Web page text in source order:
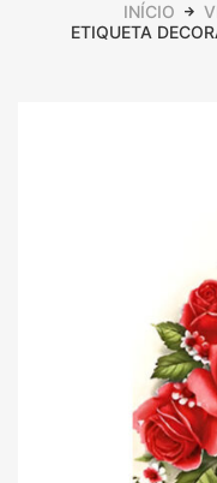
INÍCIO
ETIQUETA